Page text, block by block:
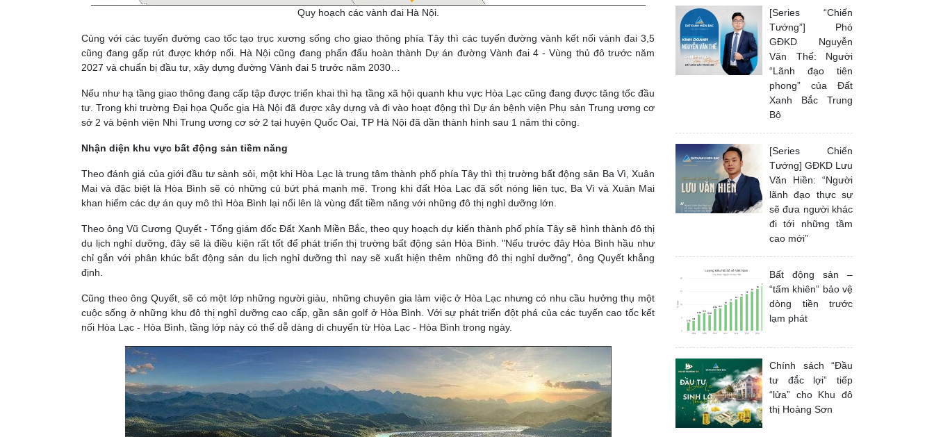
Quy hoạch các vành đai Hà Nội.
Cùng với các tuyến đường cao tốc tạo trục xương sống cho giao thông phía Tây thì các tuyến đường vành kết nối vành đai 3,5
cũng đang gấp rút được khớp nối. Hà Nội cũng đang phấn đấu hoàn thành Dự án đường Vành đai 4 - Vùng thủ đô trước năm
2027 và chuẩn bị đầu tư, xây dựng đường Vành đai 5 trước năm 2030…
Nếu như hạ tầng giao thông đang cấp tập được triển khai thì hạ tầng xã hội quanh khu vực Hòa Lạc cũng đang được tăng tốc đầu
tư. Trong khi trường Đại họa Quốc gia Hà Nội đã được xây dựng và đi vào hoạt động thì Dự án bệnh viện Phụ sản Trung ương cơ
sở 2 và bệnh viện Nhi Trung ương cơ sở 2 tại huyện Quốc Oai, TP Hà Nội đã dần thành hình sau 1 năm thi công.
Nhận diện khu vực bất động sản tiềm năng
Theo đánh giá của giới đầu tư sành sỏi, một khi Hòa Lạc là trung tâm thành phố phía Tây thì thị trường bất động sản Ba Vì, Xuân
Mai và đặc biệt là Hòa Bình sẽ có những cú bứt phá mạnh mẽ. Trong khi đất Hòa Lạc đã sốt nóng liên tục, Ba Vì và Xuân Mai
khan hiếm các dự án quy mô thì Hòa Bình lại nổi lên là vùng đất tiềm năng với những đô thị nghỉ dưỡng lớn.
Theo ông Vũ Cương Quyết - Tổng giám đốc Đất Xanh Miền Bắc, theo quy hoạch dự kiến thành phố phía Tây sẽ hình thành đô thị
du lịch nghỉ dưỡng, đây sẽ là điều kiện rất tốt để phát triển thị trường bất động sản Hòa Bình. "Nếu trước đây Hòa Bình hầu như
chỉ gắn với phân khúc bất động sản du lịch nghỉ dưỡng thì nay sẽ xuất hiện thêm những đô thị nghỉ dưỡng", ông Quyết khẳng
định.
Cũng theo ông Quyết, sẽ có một lớp những người giàu, những chuyên gia làm việc ở Hòa Lạc nhưng có nhu cầu hưởng thụ một
cuộc sống ở những khu đô thị nghỉ dưỡng cao cấp, gần sân golf ở Hòa Bình. Với sự phát triển đột phá của các tuyến cao tốc kết
nối Hòa Lạc - Hòa Bình, tầng lớp này có thể dễ dàng di chuyển từ Hòa Lạc - Hòa Bình trong ngày.
[Series “Chiến
Tướng”] Phó
GĐKD Nguyễn
Văn Thế: Người
“Lãnh đạo tiên
phong” của Đất
Xanh Bắc Trung
Bộ
[Series Chiến
Tướng] GĐKD Lưu
Văn Hiền: “Người
lãnh đạo thực sự
sẽ đưa người khác
đi tới những tầm
cao mới”
Bất động sản –
“tấm khiên” bảo vệ
dòng tiền trước
lạm phát
Chính sách “Đầu
tư đắc lợi” tiếp
“lửa” cho Khu đô
thị Hoàng Sơn